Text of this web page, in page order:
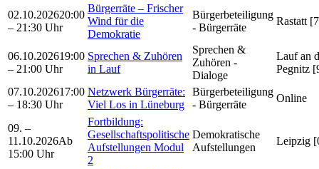
02.10.202620:00
– 21:30 Uhr
Bürgerräte – Frischer
Wind für die
Demokratie
Bürgerbeteiligung
- Bürgerräte
Rastatt
06.10.202619:00
– 21:00 Uhr
Sprechen & Zuhören
in Lauf
Sprechen &
Zuhören -
Dialoge
Lauf an
Pegnitz
07.10.202617:00
– 18:30 Uhr
Netzwerk Bürgerräte:
Viel Los in Lüneburg
Bürgerbeteiligung
- Bürgerräte
Online
09. –
11.10.2026Ab
15:00 Uhr
Fortbildung:
Gesellschaftspolitische
Aufstellungen Modul
2
Demokratische
Aufstellungen
Leipzig